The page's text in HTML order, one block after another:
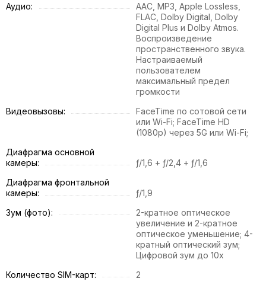
Аудио:
AAC, MP3, Apple Lossless,
FLAC, Dolby Digital, Dolby
Digital Plus и Dolby Atmos.
Воспроизведение
пространственного звука.
Настраиваемый
пользователем
максимальный предел
громкости
Видеовызовы:
FaceTime по сотовой сети
или Wi-Fi; FaceTime HD
(1080p) через 5G или Wi-Fi;
Диафрагма основной
камеры:
ƒ/1,6 + ƒ/2,4 + ƒ/1,6
Диафрагма фронтальной
камеры:
ƒ/1,9
Зум (фото):
2-кратное оптическое
увеличение и 2-кратное
оптическое уменьшение; 4-
кратный оптический зум;
Цифровой зум до 10x
Количество SIM-карт:
2